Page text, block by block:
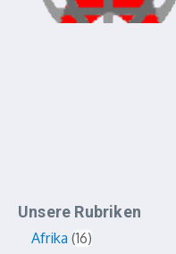
Unsere Rubriken
Afrika 16